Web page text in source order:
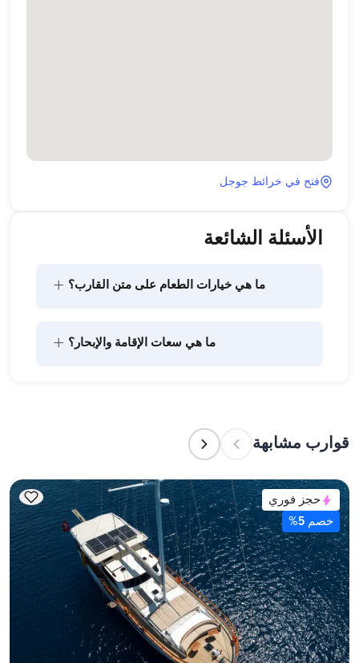
فتح في خرائط جوجل
الأسئلة الشائعة
ما هي خيارات الطعام على متن القارب؟ +
ما هي سعات الإقامة والإبحار؟ +
للإيجارات اليومية، فتنطبق سعة الإبحار.
قوارب مشابهة
حجز فوري
خصم 5%